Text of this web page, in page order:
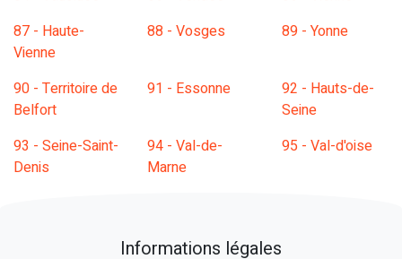
87 - Haute-
Vienne
88 - Vosges 89 - Yonne
90 - Territoire de
Belfort
91 - Essonne
92 - Hauts-de-
Seine
93 - Seine-Saint-
Denis
94 - Val-de-
Marne
95 - Val-d'oise
Informations légales